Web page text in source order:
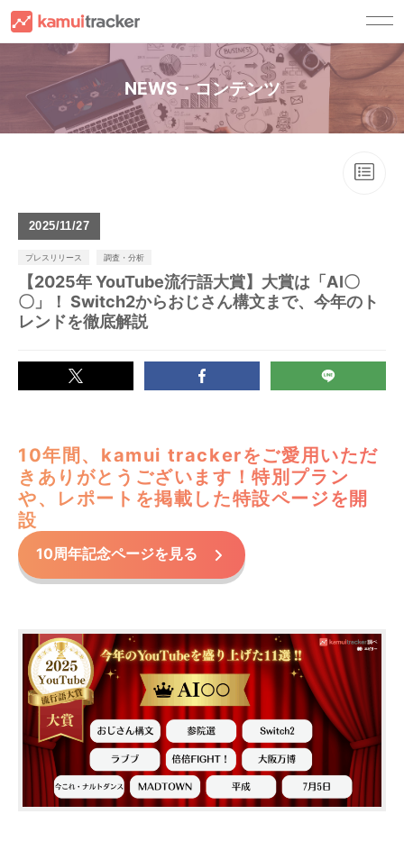
NEWS・コンテンツ
2025 11/27
プレスリリース 調査・分析
【2025年 YouTube流行語大賞】大賞は「AI〇
〇」！ Switch2からおじさん構文まで、今年のト
レンドを徹底解説
10年間、kamui trackerをご愛用いただ
きありがとうございます！特別プラン
や、レポートを掲載した特設ページを開
設
10周年記念ページを見る
カテゴリー
NEWS
セミナー
セミナー（過去開催）
ノウハウ
プレスリリース
制作実績
掲載情報
サービス一覧
kamui trackerとは
キャスティングサービス
顧客別ソリューション
YouTuberの方へ
導入事例
ご利用ガイド
FAQ
セミナー
ノウハウ
お問い合わせ
法人の方
YouTuberの方